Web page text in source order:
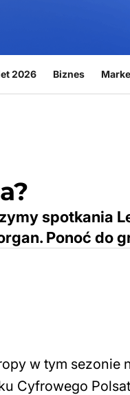
2026 Biznes
spotkania
Ponoć do
w tym sezonie
Cyfrowego